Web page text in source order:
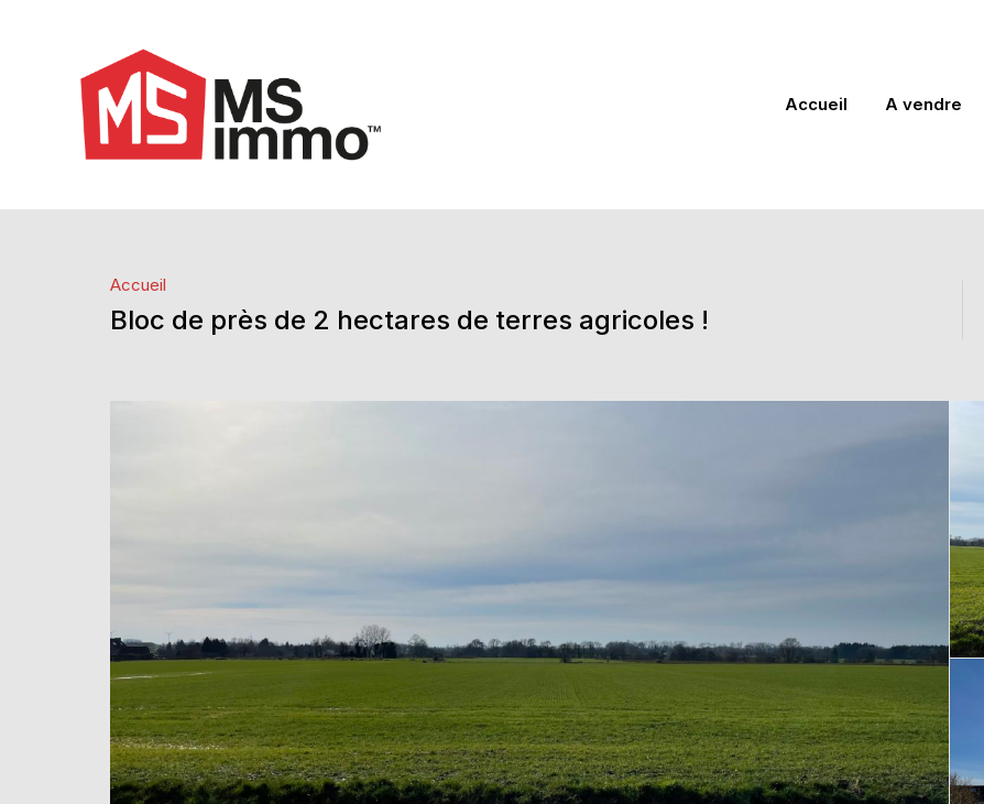
Accueil A vendre
Accueil
Bloc de près de 2 hectares de terres agricoles !